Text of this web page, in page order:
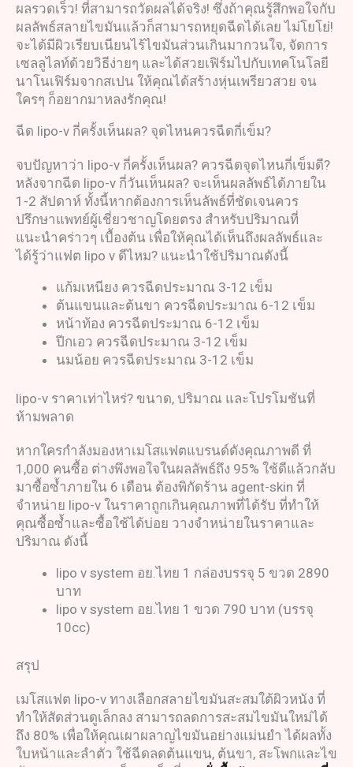
ผลรวดเร็ว! ที่สามารถวัดผลได้จริง! ซึ่งถ้าคุณรู้สึกพอใจกับ
ผลลัพธ์สลายไขมันแล้วก็สามารถหยุดฉีดได้เลย ไม่โยโย่!
จะได้มีผิวเรียบเนียนไร้ไขมันส่วนเกินมากวนใจ, จัดการ
เซลลูไลท์ด้วยวิธีง่ายๆ และได้สวยเฟิร์มไปกับเทคโนโลยี
นาโนเฟิร์มจากสเปน ให้คุณได้สร้างหุ่นเพรียวสวย จน
ใครๆ ก็อยากมาหลงรักคุณ!
ฉีด lipo-v กี่ครั้งเห็นผล? จุดไหนควรฉีดกี่เข็ม?
จบปัญหาว่า lipo-v กี่ครั้งเห็นผล? ควรฉีดจุดไหนกี่เข็มดี?
หลังจากฉีด lipo-v กี่วันเห็นผล? จะเห็นผลลัพธ์ได้ภายใน
1-2 สัปดาห์ ทั้งนี้หากต้องการเห็นลัพธ์ที่ชัดเจนควร
ปรึกษาแพทย์ผู้เชี่ยวชาญโดยตรง สำหรับปริมาณที่
แนะนำคร่าวๆ เบื้องต้น เพื่อให้คุณได้เห็นถึงผลลัพธ์และ
ได้รู้ว่าแฟต lipo v ดีไหม? แนะนำใช้ปริมาณดังนี้
แก้มเหนียง ควรฉีดประมาณ 3-12 เข็ม
ต้นแขนและต้นขา ควรฉีดประมาณ 6-12 เข็ม
หน้าท้อง ควรฉีดประมาณ 6-12 เข็ม
ปีกเอว ควรฉีดประมาณ 3-12 เข็ม
นมน้อย ควรฉีดประมาณ 3-12 เข็ม
lipo-v ราคาเท่าไหร่? ขนาด, ปริมาณ และโปรโมชันที่
ห้ามพลาด
หากใครกำลังมองหาเมโสแฟตแบรนด์ดังคุณภาพดี ที่
1,000 คนซื้อ ต่างพึงพอใจในผลลัพธ์ถึง 95% ใช้ดีแล้วกลับ
มาซื้อซ้ำภายใน 6 เดือน ต้องพิกัดร้าน agent-skin ที่
จำหน่าย lipo-v ในราคาถูกเกินคุณภาพที่ได้รับ ที่ทำให้
คุณซื้อซ้ำและซื้อใช้ได้บ่อย วางจำหน่ายในราคาและ
ปริมาณ ดังนี้
lipo v system อย.ไทย 1 กล่องบรรจุ 5 ขวด 2890
บาท
lipo v system อย.ไทย 1 ขวด 790 บาท (บรรจุ
10cc)
สรุป
เมโสแฟต lipo-v ทางเลือกสลายไขมันสะสมใต้ผิวหนัง ที่
ทำให้สัดส่วนดูเล็กลง สามารถลดการสะสมไขมันใหม่ได้
ถึง 80% เพื่อให้คุณเผาผลาญไขมันอย่างแม่นยำ ได้ผลทั้ง
ใบหน้าและลำตัว ใช้ฉีดลดต้นแขน, ต้นขา, สะโพกและไข